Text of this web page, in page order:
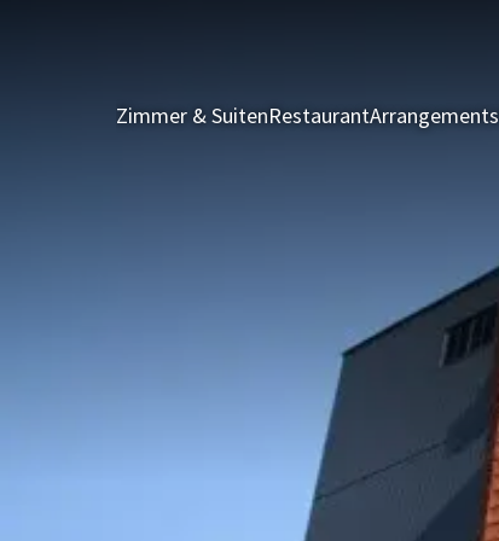
Zimmer & SuitenRestaurantArrangements